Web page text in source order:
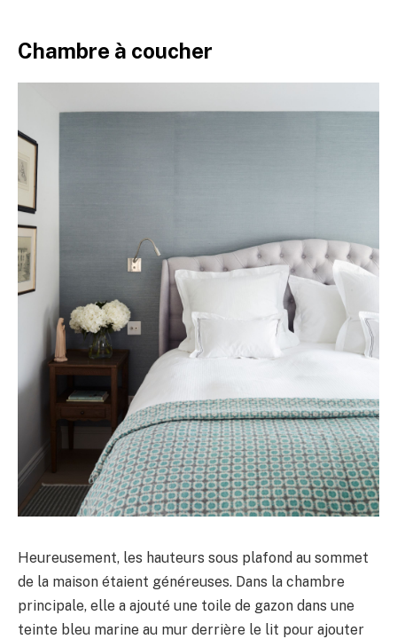
Chambre à coucher
Heureusement, les hauteurs sous plafond au sommet
de la maison étaient généreuses. Dans la chambre
principale, elle a ajouté une toile de gazon dans une
teinte bleu marine au mur derrière le lit pour ajouter